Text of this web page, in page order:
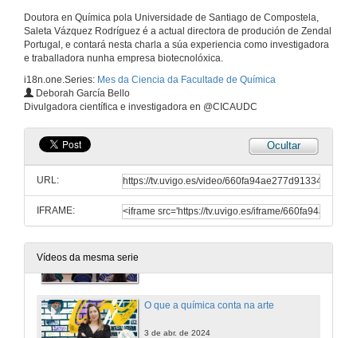
Doutora en Química pola Universidade de Santiago de Compostela,
Saleta Vázquez Rodríguez é a actual directora de produción de Zendal
Portugal, e contará nesta charla a súa experiencia como investigadora
e traballadora nunha empresa biotecnolóxica.
i18n.one.Series: Mes da Ciencia da Facultade de Química
Deborah García Bello
Divulgadora científica e investigadora en @CICAUDC
Ocultar
URL:
IFRAME:
Vídeos da mesma serie
O que a química conta na arte
3 de abr. de 2024